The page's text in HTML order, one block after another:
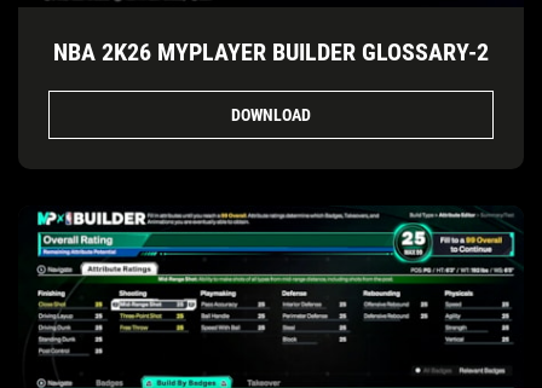
NBA 2K26 MYPLAYER BUILDER GLOSSARY-2
DOWNLOAD